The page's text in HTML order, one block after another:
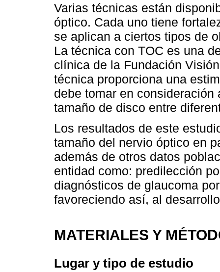
Varias técnicas están
óptico. Cada uno tiene
se aplican a ciertos tipos de
La técnica con TOC es una
clínica de la Fundación
técnica proporciona una
debe tomar en
tamaño de disco entre
Los resultados de este
tamaño del nervio óptico en
además de otros datos
entidad como: predilección
diagnósticos de glaucoma
favoreciendo así, al
MATERIALES Y
Lugar y tipo de estudio